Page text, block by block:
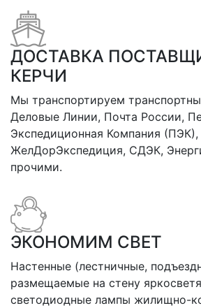
ДОСТАВКА
КЕРЧИ
Мы транспортируем
Деловые Линии, Почта России,
Экспедиционная Компания (ПЭК),
ЖелДорЭкспедиция, СДЭК,
прочими.
ЭКОНОМИМ СВЕТ
Настенные (лестничные,
размещаемые на стену
светодиодные лампы жилищно-